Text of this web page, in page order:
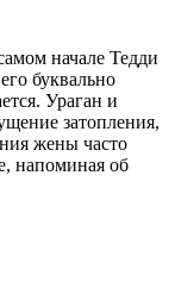
начале Тедди
буквально
Ураган и
затопления,
жены часто
напоминая об